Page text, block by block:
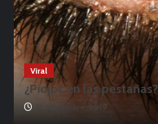
Viral
¿Piojos en las pestañas?
17 noviembre, 2019